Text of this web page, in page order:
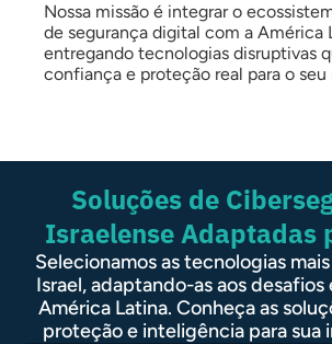
Nossa missão é integrar o
de segurança digital com a América
entregando tecnologias disruptivas
confiança e proteção real para o seu
Soluções de
Israelense Adaptadas
Selecionamos as tecnologias
Israel, adaptando-as aos
América Latina. Conheça as
proteção e inteligência para sua